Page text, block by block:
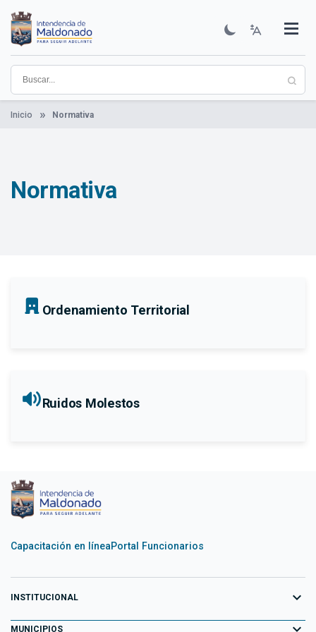
contenido
principal
Institucional
Municipios
Descubre Maldonado
Comunicación
Servicios
Guía De Trámites
Ver Noticias
Inicio Normativa
Normativa
Ordenamiento Territorial
Ruidos Molestos
Capacitación en líneaPortal Funcionarios
INSTITUCIONAL expand_more
Equipo de Gobierno
MUNICIPIOS